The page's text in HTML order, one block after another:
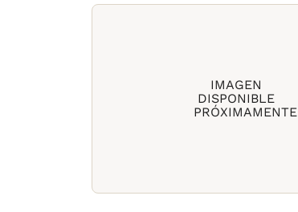
IMAGEN
DISPONIBLE
PRÓXIMAMENTE